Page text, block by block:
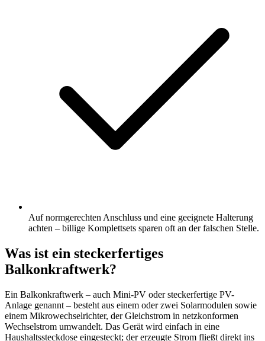
Auf normgerechten Anschluss und eine geeignete Halterung
achten – billige Komplettsets sparen oft an der falschen Stelle.
Was ist ein steckerfertiges
Balkonkraftwerk?
Ein Balkonkraftwerk – auch Mini-PV oder steckerfertige PV-
Anlage genannt – besteht aus einem oder zwei Solarmodulen sowie
einem Mikrowechselrichter, der Gleichstrom in netzkonformen
Wechselstrom umwandelt. Das Gerät wird einfach in eine
Haushaltssteckdose eingesteckt; der erzeugte Strom fließt direkt ins